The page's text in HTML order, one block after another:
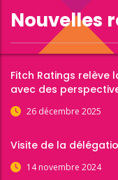
Nouvelles
Fitch Ratings relève
avec des
26 décembre 2025
Visite de la
14 novembre 2024